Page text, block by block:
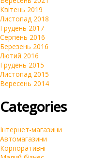
Квітень 2019
Листопад 2018
Грудень 2017
Серпень 2016
Березень 2016
Лютий 2016
Грудень 2015
Листопад 2015
Вересень 2014
Categories
Інтернет-магазини
Автомагазини
Корпоративні